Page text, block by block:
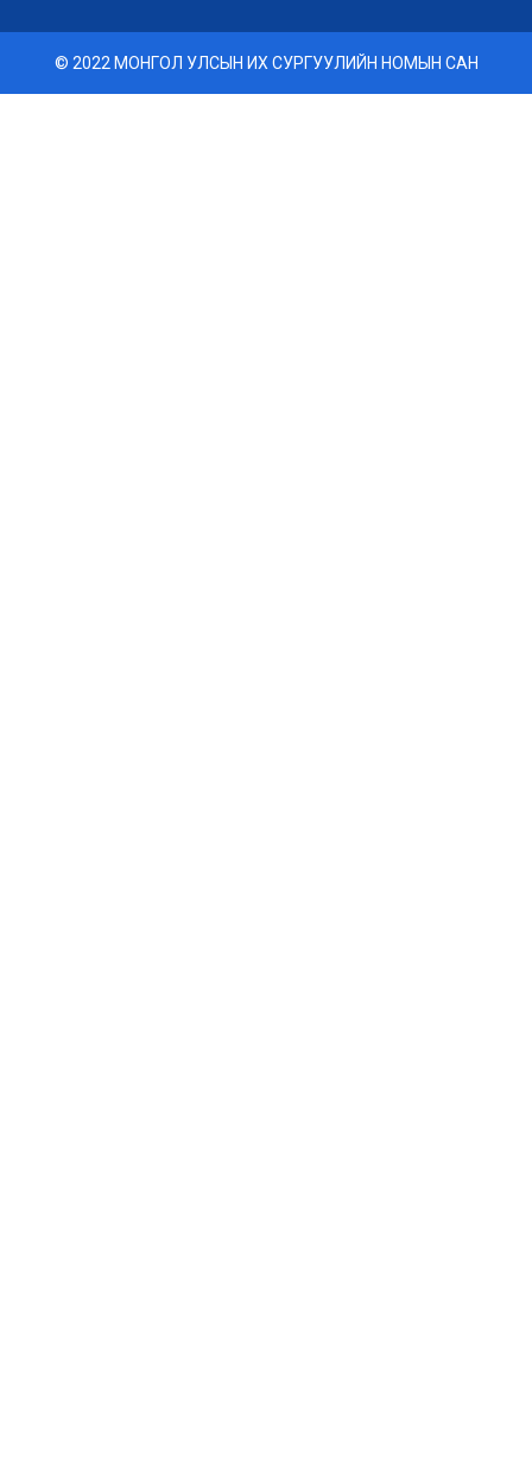
© 2022 МОНГОЛ УЛСЫН ИХ СУРГУУЛИЙН НОМЫН САН